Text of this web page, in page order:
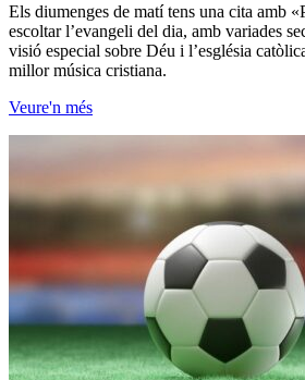
Els diumenges de matí tens una cita amb
escoltar l’evangeli del dia, amb variades
visió especial sobre Déu i l’església
millor música cristiana.
Veure'n més